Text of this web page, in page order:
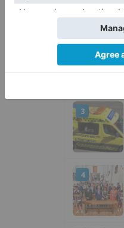
3
4